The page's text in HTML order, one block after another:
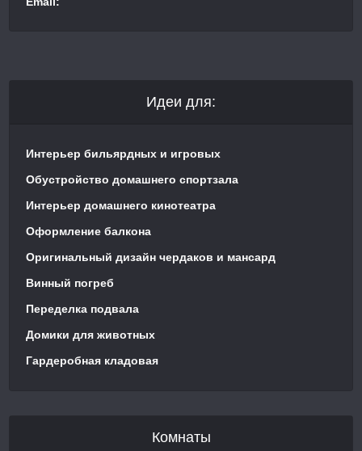
Идеи для:
Интерьер бильярдных и игровых
Обустройство домашнего спортзала
Интерьер домашнего кинотеатра
Оформление балкона
Оригинальный дизайн чердаков и мансард
Винный погреб
Переделка подвала
Домики для животных
Гардеробная кладовая
Комнаты